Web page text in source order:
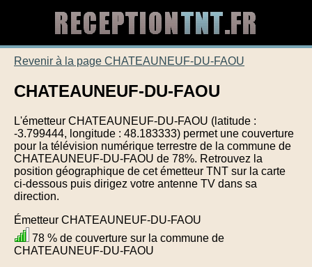
Revenir à la page CHATEAUNEUF-DU-FAOU
CHATEAUNEUF-DU-FAOU
L'émetteur CHATEAUNEUF-DU-FAOU (latitude :
-3.799444, longitude : 48.183333) permet une couverture
pour la télévision numérique terrestre de la commune de
CHATEAUNEUF-DU-FAOU de 78%. Retrouvez la
position géographique de cet émetteur TNT sur la carte
ci-dessous puis dirigez votre antenne TV dans sa
direction.
Émetteur CHATEAUNEUF-DU-FAOU
78 % de couverture sur la commune de
CHATEAUNEUF-DU-FAOU